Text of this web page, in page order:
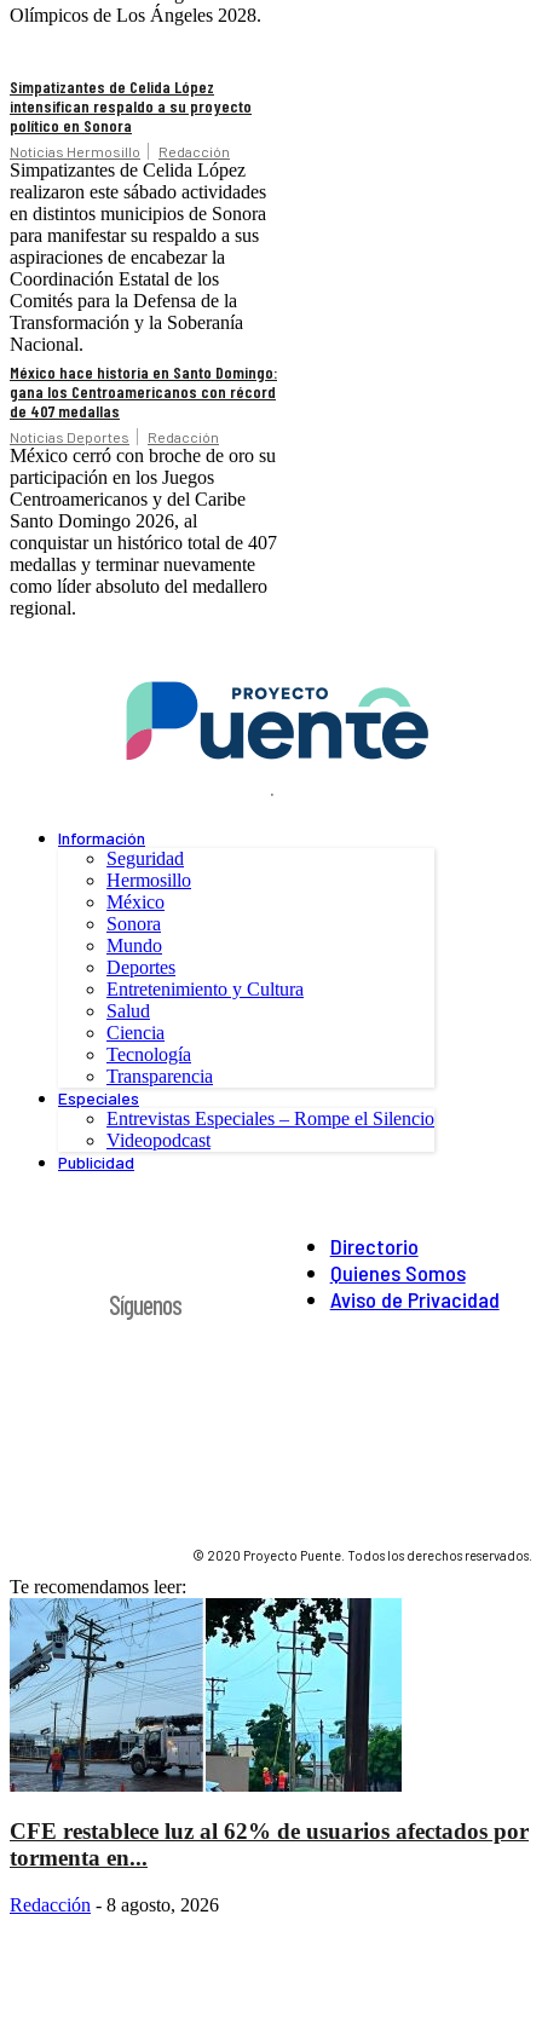
Olímpicos de Los Ángeles 2028.
Simpatizantes de Celida López
intensifican respaldo a su proyecto
político en Sonora
Noticias Hermosillo Redacción
Simpatizantes de Celida López
realizaron este sábado actividades
en distintos municipios de Sonora
para manifestar su respaldo a sus
aspiraciones de encabezar la
Coordinación Estatal de los
Comités para la Defensa de la
Transformación y la Soberanía
Nacional.
México hace historia en Santo Domingo:
gana los Centroamericanos con récord
de 407 medallas
Noticias Deportes Redacción
México cerró con broche de oro su
participación en los Juegos
Centroamericanos y del Caribe
Santo Domingo 2026, al
conquistar un histórico total de 407
medallas y terminar nuevamente
como líder absoluto del medallero
regional.
.
Información
Seguridad
Hermosillo
México
Sonora
Mundo
Deportes
Entretenimiento y Cultura
Salud
Ciencia
Tecnología
Transparencia
Especiales
Entrevistas Especiales – Rompe el Silencio
Videopodcast
Publicidad
Directorio
Quienes Somos
Aviso de Privacidad
Síguenos
© 2020 Proyecto Puente. Todos los derechos reservados.
Te recomendamos leer:
CFE restablece luz al 62% de usuarios afectados por
tormenta en...
Redacción - 8 agosto, 2026